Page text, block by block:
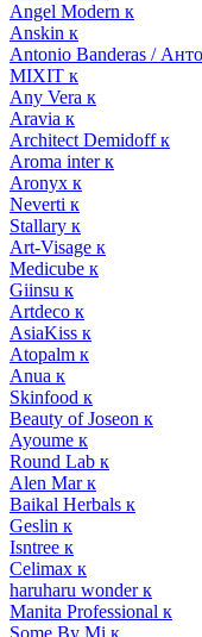
Angel Modern к
Anskin к
Antonio Banderas /
MIXIT к
Any Vera к
Aravia к
Architect Demidoff к
Aroma inter к
Aronyx к
Neverti к
Stallary к
Art-Visage к
Medicube к
Giinsu к
Artdeco к
AsiaKiss к
Atopalm к
Anua к
Skinfood к
Beauty of Joseon к
Ayoume к
Round Lab к
Alen Mar к
Baikal Herbals к
Geslin к
Isntree к
Celimax к
haruharu wonder к
Manita Professional к
Some By Mi к